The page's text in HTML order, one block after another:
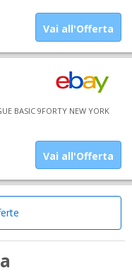
Vai all'Offerta
BASIC 9FORTY NEW YORK
Vai all'Offerta